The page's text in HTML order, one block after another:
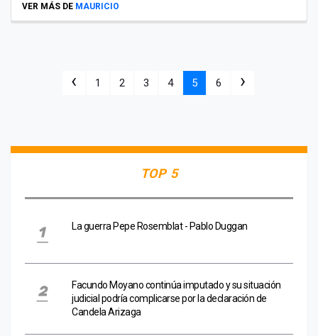
VER MÁS DE MAURICIO
‹ 1 2 3 4 5 6 ›
TOP 5
La guerra Pepe Rosemblat - Pablo Duggan
Facundo Moyano continúa imputado y su situación
judicial podría complicarse por la declaración de
Candela Arizaga